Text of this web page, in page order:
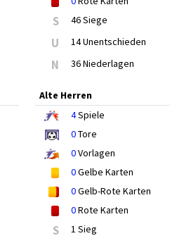
S 46 Siege
U 14 Unentschieden
N 36 Niederlagen
Alte Herren
4Spiele
0Tore
0Vorlagen
0Gelbe Karten
0Gelb-Rote Karten
0Rote Karten
S 1 Sieg